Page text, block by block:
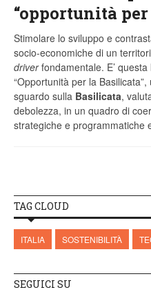
“opportunità
Stimolare lo sviluppo e
socio-economiche di un
driverfondamentale. E’
“Opportunità per la
sguardo sulla Basilicata,
debolezza, in un quadro di
strategiche e programmatiche
TAG CLOUD
ITALIA SOSTENIBILITÀ
SEGUICI SU